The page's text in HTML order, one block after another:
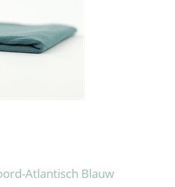
Atlantisch Blauw